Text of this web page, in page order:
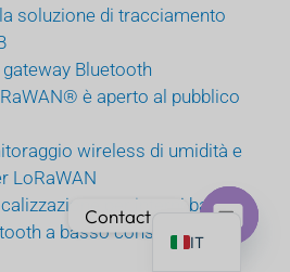
soluzione di tracciamento
Bluetooth
è aperto al pubblico
wireless di umidità e
LoRaWAN
per interni basati
a basso consumoIT
EN
FR
ES
Contact us